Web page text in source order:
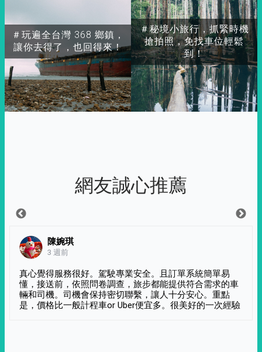
＃玩遍全台灣 368 鄉鎮，
讓你去得了，也回得來！
＃秘境小旅行，抓緊時機
搶拍照，免找車位輕鬆
到！
網友誠心推薦
陳婉琪
3 週前
真心覺得服務很好。駕駛專業安全。且訂單系統簡單易
懂，接送前，依照問卷調查，旅步都能提供符合需求的車
輛和司機。司機會保持密切聯繫，讓人十分安心。重點
是，價格比一般計程車or Uber便宜多。很美好的一次經驗